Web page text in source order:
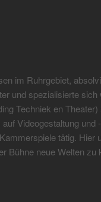
im Ruhrgebiet,
und spezialisierte sich
Techniek en Theater)
Videogestaltung und
tätig. Hier
Bühne neue Welten zu